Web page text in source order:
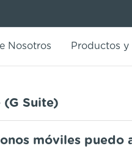
Nosotros Productos y
(G Suite)
móviles puedo